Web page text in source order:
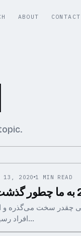
ABOUT CONTACT
13, 2020 1 MIN READ
خونگی چقدر سخت می‌گذره و
افراد رسیدن…